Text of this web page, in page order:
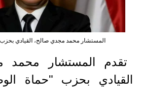
المستشار محمد مجدي صالح، القيادي
تقدم المستشار محمد
القيادي بحزب "حماة